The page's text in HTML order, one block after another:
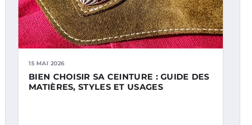
15 MAI 2026
BIEN CHOISIR SA CEINTURE : GUIDE DES
MATIÈRES, STYLES ET USAGES